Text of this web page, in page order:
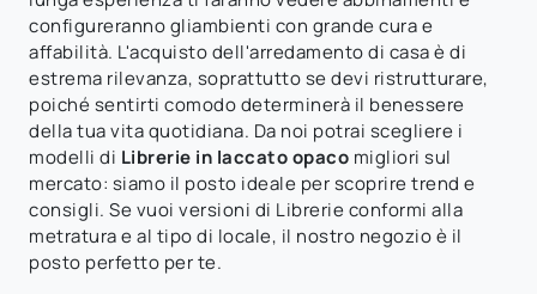
configureranno gliambienti con grande cura e
affabilità. L'acquisto dell'arredamento di casa è di
estrema rilevanza, soprattutto se devi ristrutturare,
poiché sentirti comodo determinerà il benessere
della tua vita quotidiana. Da noi potrai scegliere i
modelli di Librerie in laccato opaco migliori sul
mercato: siamo il posto ideale per scoprire trend e
consigli. Se vuoi versioni di Librerie conformi alla
metratura e al tipo di locale, il nostro negozio è il
posto perfetto per te.